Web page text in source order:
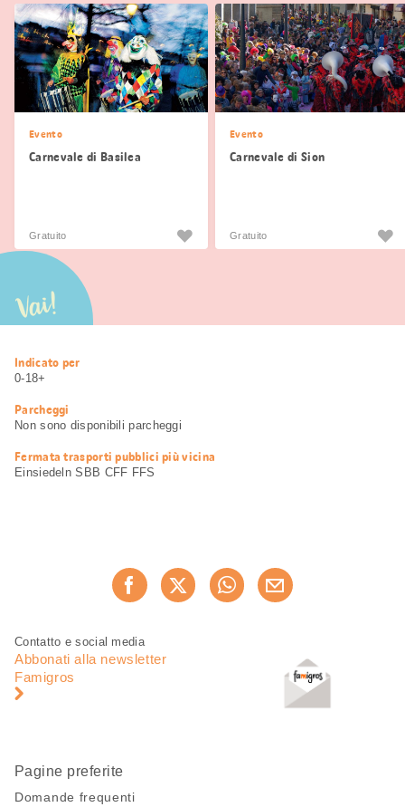
Evento
Carnevale di Basilea
Gratuito
Evento
Carnevale di Sion
Gratuito
Vai!
Informazioni
utili
Indicato per
0-18+
Parcheggi
Non sono disponibili parcheggi
Fermata trasporti pubblici più vicina
Einsiedeln SBB CFF FFS
Consiglia ora
Piè
pagina
Navigazione
pagina
Contatto e social media
Abbonati alla newsletter
Famigros
Pagine preferite
Domande frequenti